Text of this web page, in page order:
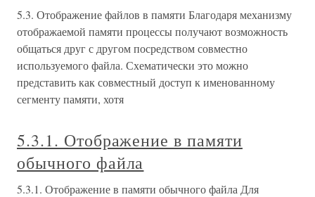
5.3. Отображение файлов в памяти Благодаря механизму
отображаемой памяти процессы получают возможность
общаться друг с другом посредством совместно
используемого файла. Схематически это можно
представить как совместный доступ к именованному
сегменту памяти, хотя
5.3.1. Отображение в памяти
обычного файла
5.3.1. Отображение в памяти обычного файла Для